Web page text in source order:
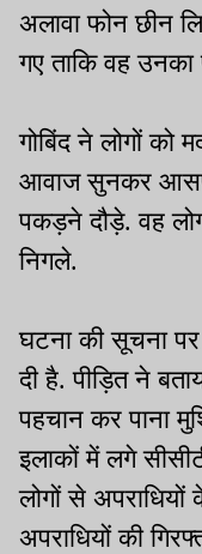
अलावा फोन छीन
गए ताकि वह
गोबिंद ने लोगों
आवाज सुनकर
पकड़ने दौड़े. वह
निगले.
घटना की सूचना
दी है. पीड़ित ने
पहचान कर पाना
इलाकों में लगे
लोगों से अपराधियों
अपराधियों की